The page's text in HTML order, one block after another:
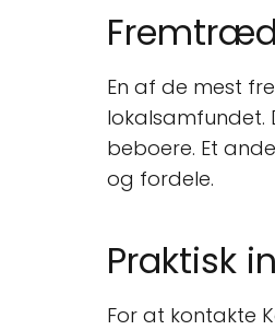
En af de mest
lokalsamfundet.
beboere. Et
og fordele.
Praktisk
For at kontakte